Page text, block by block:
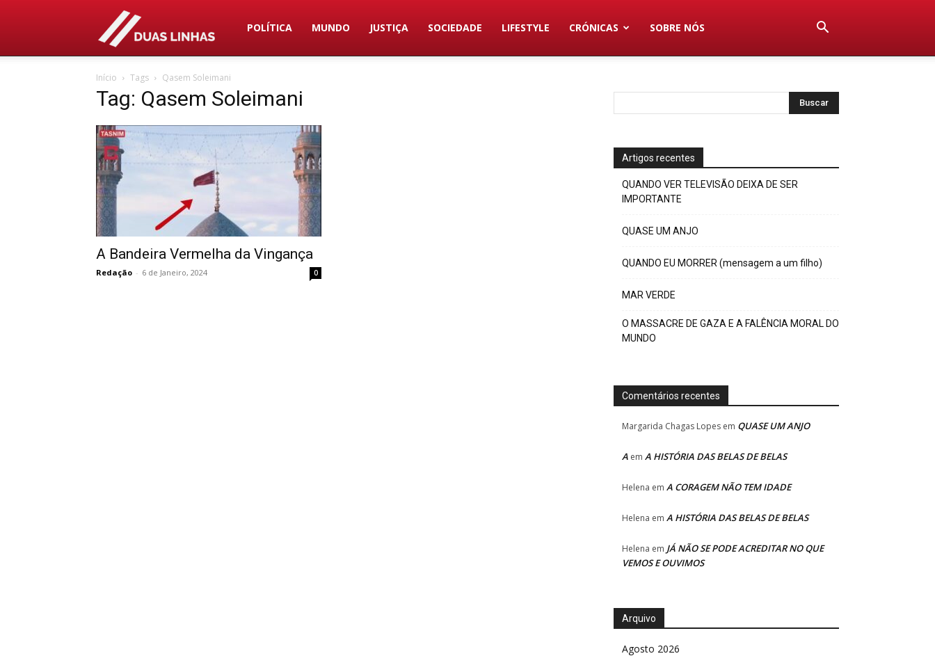
Duas
POLÍTICA MUNDO JUSTIÇA SOCIEDADE LIFESTYLE CRÓNICAS SOBRE NÓS
Início Tags Qasem Soleimani
Tag: Qasem Soleimani
A Bandeira Vermelha da Vingança
Redação - 6 de Janeiro, 2024 0
Artigos recentes
QUANDO VER TELEVISÃO DEIXA DE SER
IMPORTANTE
QUASE UM ANJO
QUANDO EU MORRER (mensagem a um filho)
MAR VERDE
O MASSACRE DE GAZA E A FALÊNCIA MORAL DO
MUNDO
Comentários recentes
Margarida Chagas Lopes em QUASE UM ANJO
A em A HISTÓRIA DAS BELAS DE BELAS
Helena em A CORAGEM NÃO TEM IDADE
Helena em A HISTÓRIA DAS BELAS DE BELAS
Helena em JÁ NÃO SE PODE ACREDITAR NO QUE
VEMOS E OUVIMOS
Arquivo
Agosto 2026